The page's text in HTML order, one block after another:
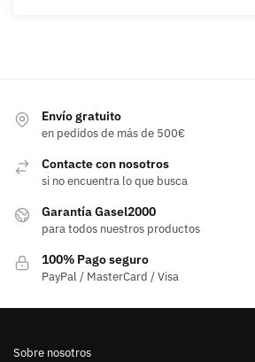
Envío gratuito
en pedidos de más de 500€
Contacte con nosotros
si no encuentra lo que busca
Garantía Gasel2000
para todos nuestros productos
100% Pago seguro
PayPal / MasterCard / Visa
Sobre nosotros